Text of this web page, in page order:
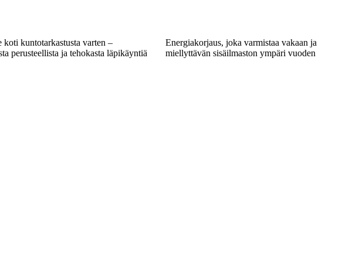
koti kuntotarkastusta varten –
perusteellista ja tehokasta läpikäyntiä
Energiakorjaus, joka varmistaa vakaan ja
miellyttävän sisäilmaston ympäri vuoden